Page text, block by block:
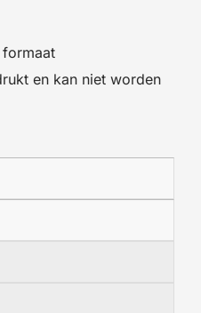
formaat
en kan niet worden